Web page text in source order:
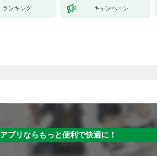
ランキング キャンペーン
アプリならもっと便利で快適に！